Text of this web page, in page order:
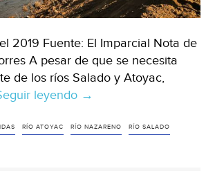
2019 Fuente: El Imparcial Nota de
A pesar de que se necesita
de los ríos Salado y Atoyac,
leyendo Oaxaca:
rescate
→
RÍO ATOYAC RÍO NAZARENO RÍO SALADO